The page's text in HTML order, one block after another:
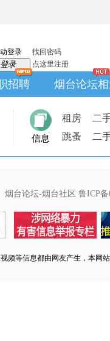
登录
找回密码
登录 点这里注册
招聘 烟台论坛
信息
租房
二
跳蚤
二
烟台论坛-烟台社区 鲁ICP备
频等信息都由网友产生，本网